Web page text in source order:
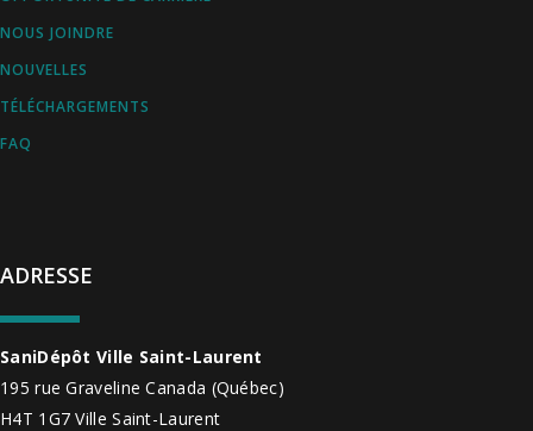
ADRESSE
SaniDépôt Ville Saint-Laurent
195 rue Graveline Canada (Québec)
H4T 1G7Ville Saint-Laurent
NOUS JOINDRE
NOUVELLES
TÉLÉCHARGEMENTS
FAQ